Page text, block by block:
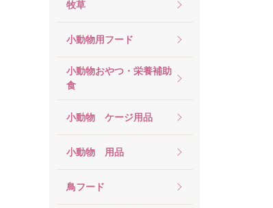
牧草
小動物用フード
小動物おやつ・栄養補助
食
小動物 ケージ用品
小動物 用品
鳥フード